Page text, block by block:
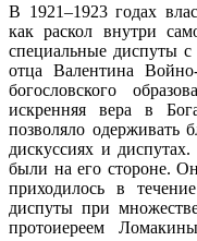
В 1921–1923 годах
как раскол внутри
специальные диспуты
отца Валентина
богословского
искренняя вера в
позволяло одерживать
дискуссиях и
были на его стороне.
приходилось в
диспуты при
протоиереем